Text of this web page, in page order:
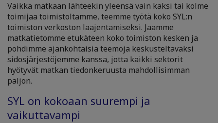
Vaikka matkaan lähteekin yleensä vain kaksi tai kolme
toimijaa toimistoltamme, teemme työtä koko SYL:n
toimiston verkoston laajentamiseksi. Jaamme
matkatietomme etukäteen koko toimiston kesken ja
pohdimme ajankohtaisia teemoja keskusteltavaksi
sidosjärjestöjemme kanssa, jotta kaikki sektorit
hyötyvät matkan tiedonkeruusta mahdollisimman
paljon.
SYL on kokoaan suurempi ja
vaikuttavampi